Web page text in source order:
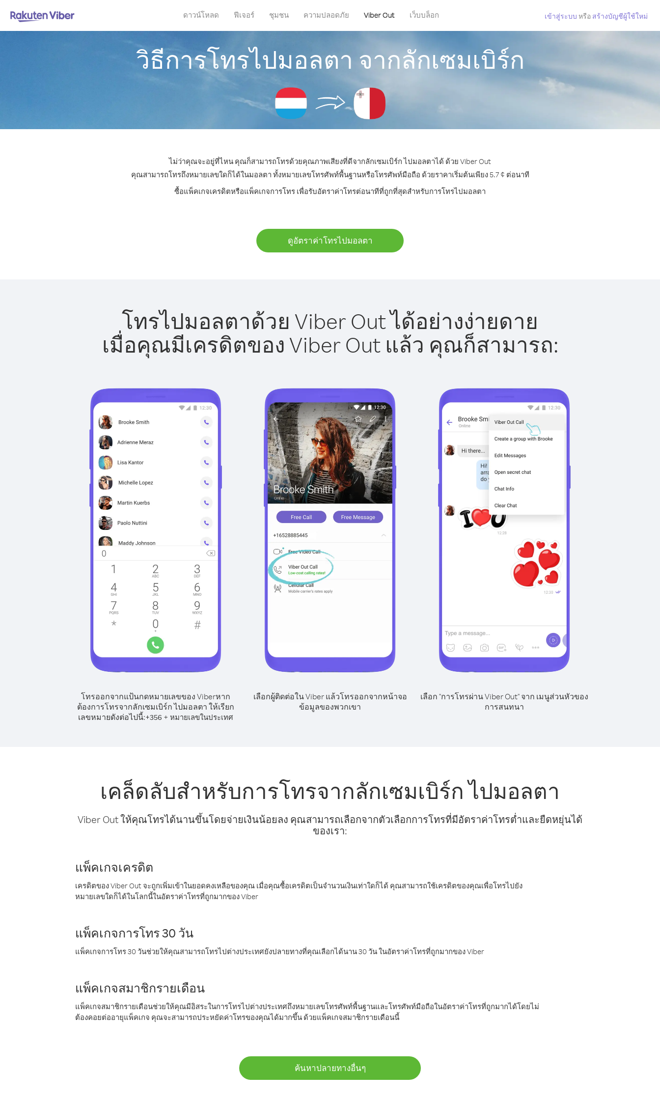
ดาวน์โหลด ฟีเจอร์ ชุมชน ความปลอดภัย Viber Out เว็บบล็อก เข้าสู่ระบบ หรือ สร้างบัญชีผู้ใช้ใหม่
วิธีการโทรไปมอลตา จากลักเซมเบิร์ก
ไม่ว่าคุณจะอยู่ที่ไหน คุณก็สามารถโทรด้วยคุณภาพเสียงที่ดีจากลักเซมเบิร์ก ไปมอลตาได้ ด้วย Viber Out
คุณสามารถโทรถึงหมายเลขใดก็ได้ในมอลตา ทั้งหมายเลขโทรศัพท์พื้นฐานหรือโทรศัพท์มือถือ ด้วยราคาเริ่มต้นเพียง 5.7 ¢ ต่อนาที
ซื้อแพ็คเกจเครดิตหรือแพ็คเกจการโทร เพื่อรับอัตราค่าโทรต่อนาทีที่ถูกที่สุดสำหรับการโทรไปมอลตา
ดูอัตราค่าโทรไปมอลตา
โทรไปมอลตาด้วย Viber Out ได้อย่างง่ายดาย
เมื่อคุณมีเครดิตของ Viber Out แล้ว คุณก็สามารถ:
โทรออกจากแป้นกดหมายเลขของ Viberหาก
ต้องการโทรจากลักเซมเบิร์ก ไปมอลตา ให้เรียก
เลขหมายดังต่อไปนี้:+356 + หมายเลขในประเทศ
เลือกผู้ติดต่อใน Viber แล้วโทรออกจากหน้าจอ
ข้อมูลของพวกเขา
เลือก "การโทรผ่าน Viber Out" จาก เมนูส่วนหัวของ
การสนทนา
เคล็ดลับสำหรับการโทรจากลักเซมเบิร์ก ไปมอลตา
Viber Out ให้คุณโทรได้นานขึ้นโดยจ่ายเงินน้อยลง คุณสามารถเลือกจากตัวเลือกการโทรที่มีอัตราค่าโทรต่ำและยืดหยุ่นได้
ของเรา:
แพ็คเกจเครดิต
เครดิตของ Viber Out จะถูกเพิ่มเข้าในยอดคงเหลือของคุณ เมื่อคุณซื้อเครดิตเป็นจำนวนเงินเท่าใดก็ได้ คุณสามารถใช้เครดิตของคุณเพื่อโทรไปยัง
หมายเลขใดก็ได้ในโลกนี้ในอัตราค่าโทรที่ถูกมากของ Viber
แพ็คเกจการโทร 30 วัน
แพ็คเกจการโทร 30 วันช่วยให้คุณสามารถโทรไปต่างประเทศยังปลายทางที่คุณเลือกได้นาน 30 วัน ในอัตราค่าโทรที่ถูกมากของ Viber
แพ็คเกจสมาชิกรายเดือน
แพ็คเกจสมาชิกรายเดือนช่วยให้คุณมีอิสระในการโทรไปต่างประเทศถึงหมายเลขโทรศัพท์พื้นฐานและโทรศัพท์มือถือในอัตราค่าโทรที่ถูกมากได้โดยไม่
ต้องคอยต่ออายุแพ็คเกจ คุณจะสามารถประหยัดค่าโทรของคุณได้มากขึ้น ด้วยแพ็คเกจสมาชิกรายเดือนนี้
ค้นหาปลายทางอื่นๆ